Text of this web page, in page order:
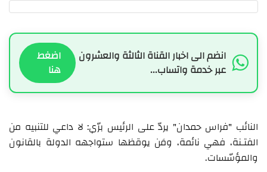
انضم الى اخبار القناة الثالثة والعشرون
عبر خدمة واتساب...
اضغط
هنا
النائب "فراس حمدان" يردّ على الرئيس برّي: لا داعي للتنبيه من
الفتـنة، فهي نائمة، ومَن يوقظها ستواجهه الدولة بالقانون
والمؤسّسات.